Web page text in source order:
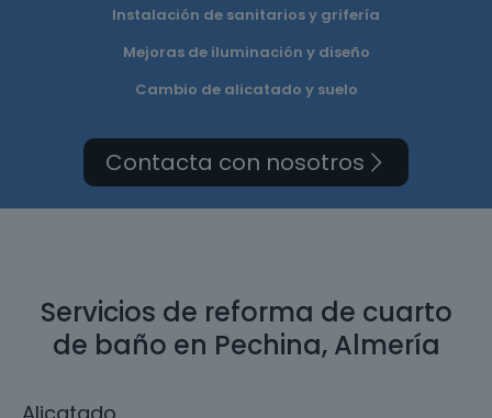
Instalación de sanitarios y grifería
Mejoras de iluminación y diseño
Cambio de alicatado y suelo
Contacta con nosotros
Servicios de reforma de cuarto
de baño en Pechina, Almería